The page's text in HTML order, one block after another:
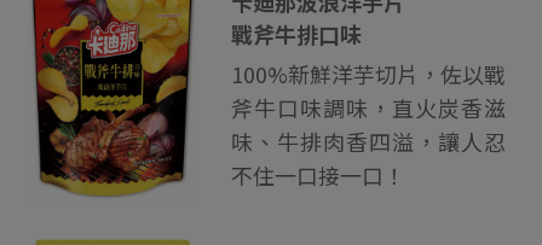
戰斧牛排口味
100%新鮮洋芋切片，佐以戰
斧牛口味調味，直火炭香滋
味、牛排肉香四溢，讓人忍
不住一口接一口！